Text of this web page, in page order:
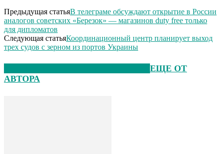
Предыдущая статьяВ телеграме обсуждают открытие в России
аналогов советских «Березок» — магазинов duty free только
для дипломатов
Следующая статьяКоординационный центр планирует выход
трех судов с зерном из портов Украины
ЕЩЕ ОТ
АВТОРА